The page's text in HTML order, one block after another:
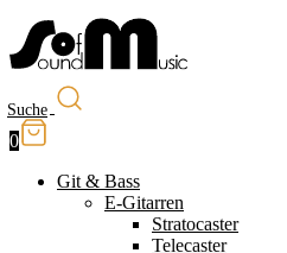
Suche
0
Git & Bass
E-Gitarren
Stratocaster
Telecaster